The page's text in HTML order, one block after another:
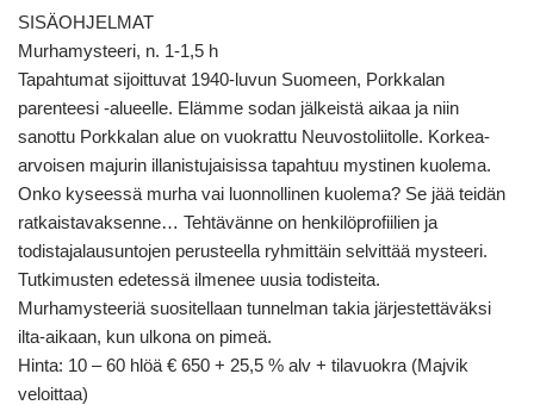
SISÄOHJELMAT
Murhamysteeri, n. 1-1,5 h
Tapahtumat sijoittuvat 1940-luvun Suomeen, Porkkalan
parenteesi -alueelle. Elämme sodan jälkeistä aikaa ja niin
sanottu Porkkalan alue on vuokrattu Neuvostoliitolle. Korkea-
arvoisen majurin illanistujaisissa tapahtuu mystinen kuolema.
Onko kyseessä murha vai luonnollinen kuolema? Se jää teidän
ratkaistavaksenne… Tehtävänne on henkilöprofiilien ja
todistajalausuntojen perusteella ryhmittäin selvittää mysteeri.
Tutkimusten edetessä ilmenee uusia todisteita.
Murhamysteeriä suositellaan tunnelman takia järjestettäväksi
ilta-aikaan, kun ulkona on pimeä.
Hinta: 10 – 60 hlöä € 650 + 25,5 % alv + tilavuokra (Majvik
veloittaa)